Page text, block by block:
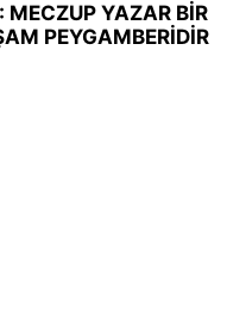
MECZUP YAZAR BİR
PEYGAMBERİDİR